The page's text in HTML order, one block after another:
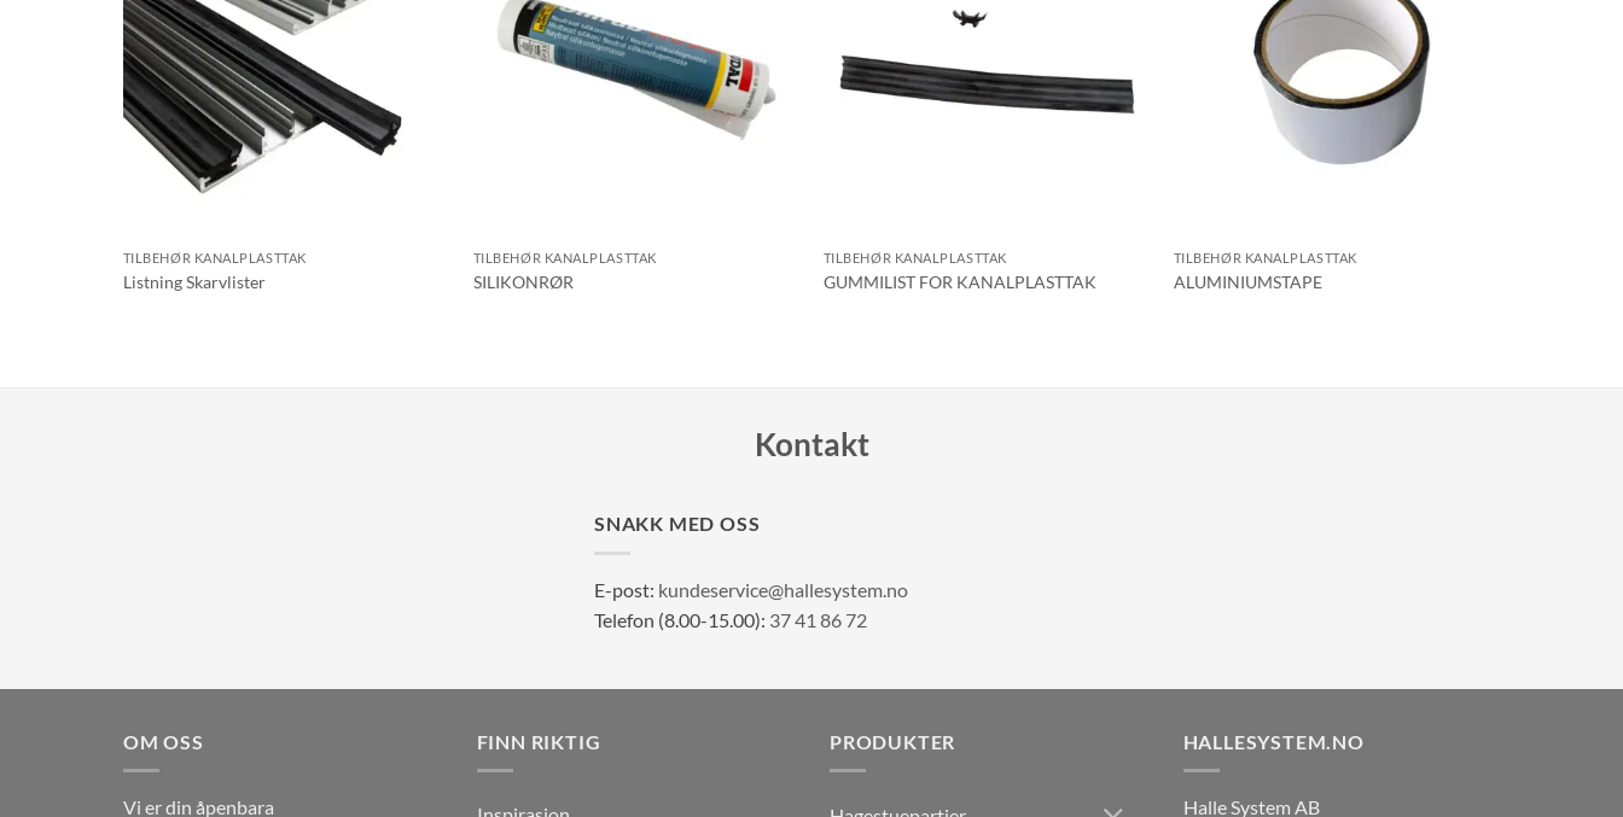
TILBEHØR KANALPLASTTAK
Listning Skarvlister
TILBEHØR KANALPLASTTAK
SILIKONRØR
TILBEHØR KANALPLASTTAK
GUMMILIST FOR KANALPLASTTAK
TILBEHØR KANALPLASTTAK
ALUMINIUMSTAPE
Kontakt
SNAKK MED OSS
E-post: kundeservice@hallesystem.no
Telefon (8.00-15.00): 37 41 86 72
OM OSS
Vi er din åpenbara
FINN RIKTIG PRODUKTER HALLESYSTEM.NO
Halle System AB